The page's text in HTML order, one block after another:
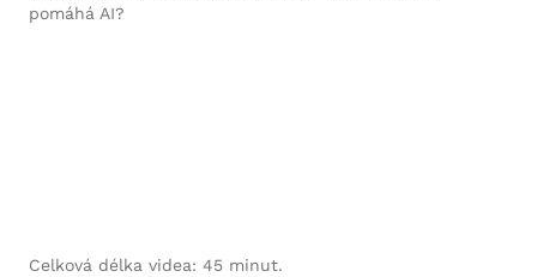
pomáhá AI?
Celková délka videa: 45 minut.